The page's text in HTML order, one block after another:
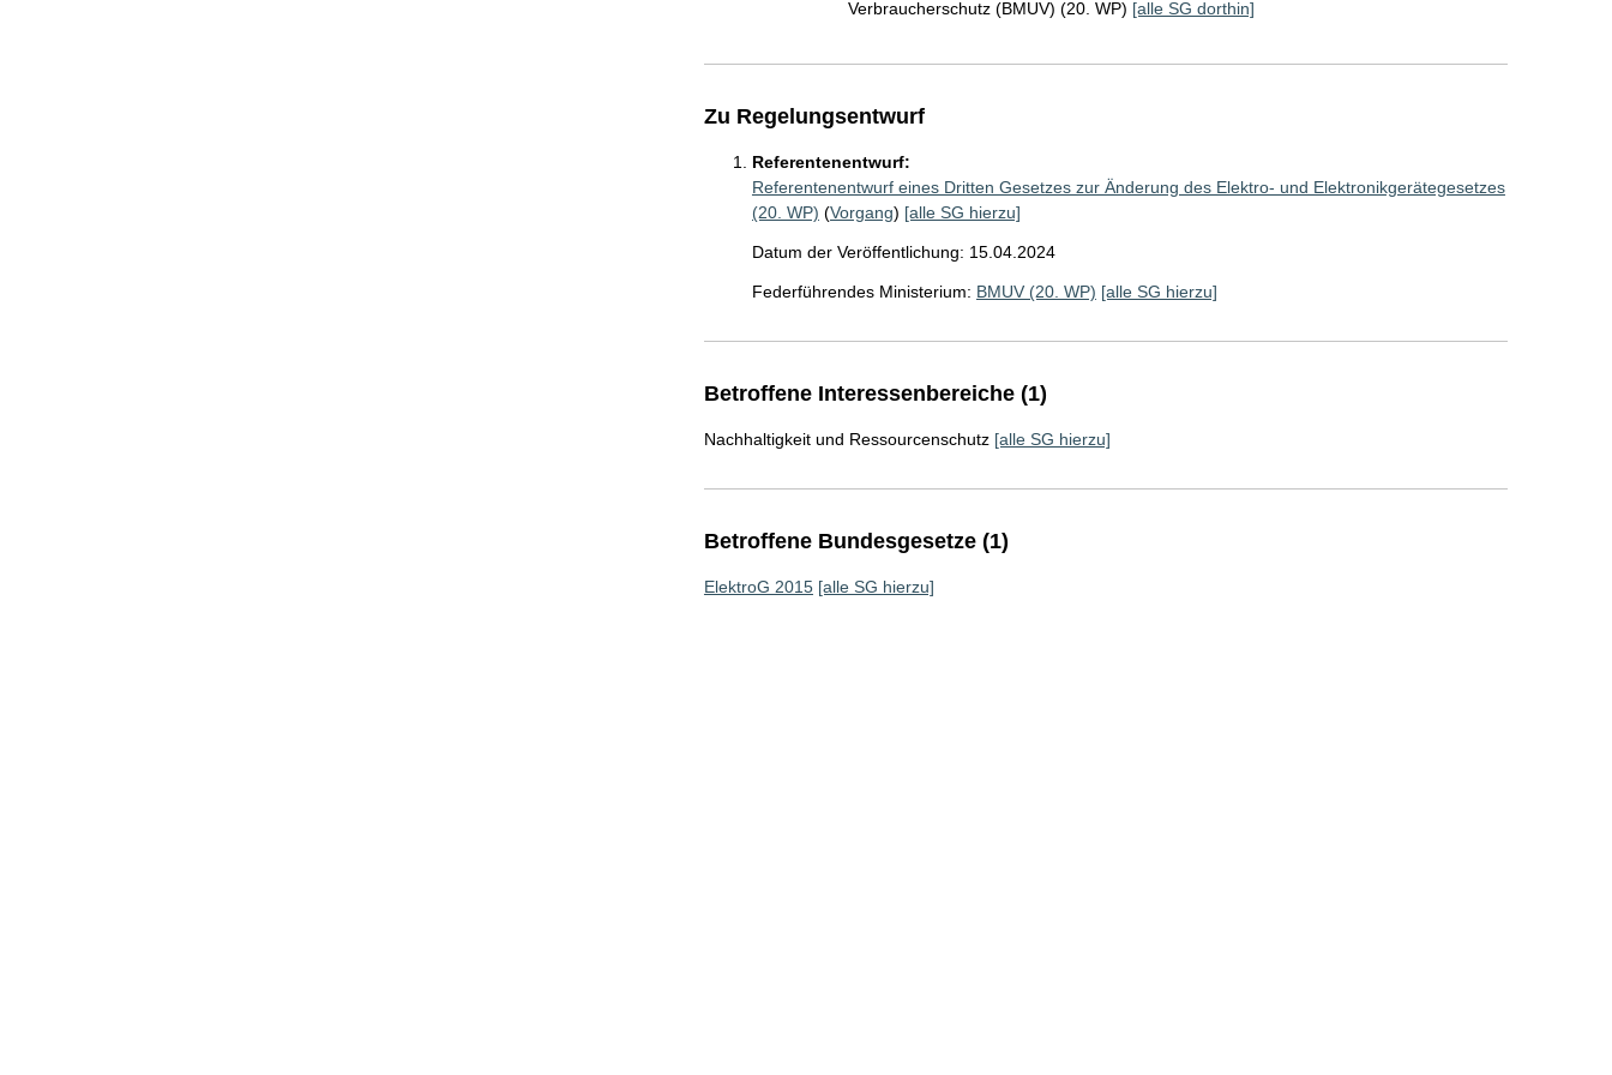
Verbraucherschutz (BMUV) (20. WP) [alle SG dorthin]
Zu Regelungsentwurf
Referentenentwurf:
Referentenentwurf eines Dritten Gesetzes zur Änderung des Elektro- und Elektronikgerätegesetzes
(20. WP) (Vorgang) [alle SG hierzu]
Datum der Veröffentlichung: 15.04.2024
Federführendes Ministerium: BMUV (20. WP) [alle SG hierzu]
Betroffene Interessenbereiche (1)
Nachhaltigkeit und Ressourcenschutz [alle SG hierzu]
Betroffene Bundesgesetze (1)
ElektroG 2015 [alle SG hierzu]